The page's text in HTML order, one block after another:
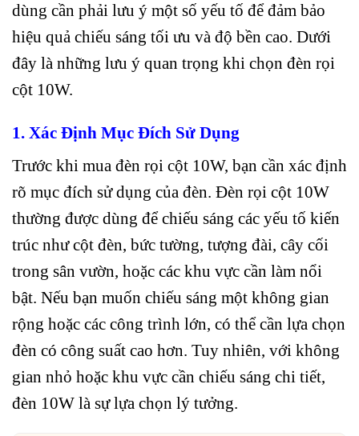
dùng cần phải lưu ý một số yếu tố để đảm bảo
hiệu quả chiếu sáng tối ưu và độ bền cao. Dưới
đây là những lưu ý quan trọng khi chọn đèn rọi
cột 10W.
1. Xác Định Mục Đích Sử Dụng
Trước khi mua đèn rọi cột 10W, bạn cần xác định
rõ mục đích sử dụng của đèn. Đèn rọi cột 10W
thường được dùng để chiếu sáng các yếu tố kiến
trúc như cột đèn, bức tường, tượng đài, cây cối
trong sân vườn, hoặc các khu vực cần làm nổi
bật. Nếu bạn muốn chiếu sáng một không gian
rộng hoặc các công trình lớn, có thể cần lựa chọn
đèn có công suất cao hơn. Tuy nhiên, với không
gian nhỏ hoặc khu vực cần chiếu sáng chi tiết,
đèn 10W là sự lựa chọn lý tưởng.